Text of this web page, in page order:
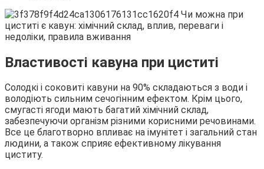
Властивості кавуна при циститі
Солодкі і соковиті кавуни на 90% складаються з води і
володіють сильним сечогінним ефектом. Крім цього,
смугасті ягоди мають багатий хімічний склад,
забезпечуючи організм різними корисними речовинами.
Все це благотворно впливає на імунітет і загальний стан
людини, а також сприяє ефективному лікування
циститу.